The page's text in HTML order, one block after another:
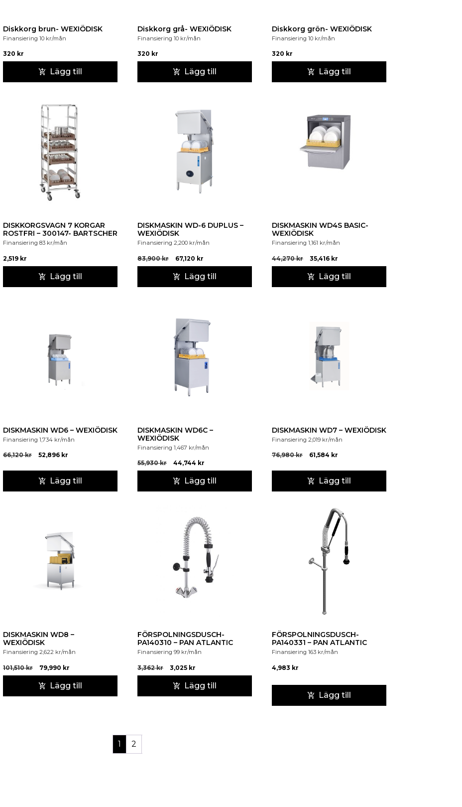
Diskkorg brun- WEXIÖDISK
Finansiering 10 kr/mån
320 kr
Lägg till
Diskkorg grå- WEXIÖDISK
Finansiering 10 kr/mån
320 kr
Lägg till
Diskkorg grön- WEXIÖDISK
Finansiering 10 kr/mån
320 kr
Lägg till
DISKKORGSVAGN 7 KORGAR
ROSTFRI – 300147- BARTSCHER
Finansiering 83 kr/mån
2,519 kr
Lägg till
DISKMASKIN WD-6 DUPLUS –
WEXIÖDISK
Finansiering 2,200 kr/mån
83,900kr 67,120 kr
Lägg till
DISKMASKIN WD4S BASIC-
WEXIÖDISK
Finansiering 1,161 kr/mån
44,270kr 35,416 kr
Lägg till
DISKMASKIN WD6 – WEXIÖDISK
Finansiering 1,734 kr/mån
66,120kr 52,896 kr
Lägg till
DISKMASKIN WD6C –
WEXIÖDISK
Finansiering 1,467 kr/mån
55,930kr 44,744 kr
Lägg till
DISKMASKIN WD7 – WEXIÖDISK
Finansiering 2,019 kr/mån
76,980kr 61,584 kr
Lägg till
DISKMASKIN WD8 –
WEXIÖDISK
Finansiering 2,622 kr/mån
101,510kr 79,990 kr
Lägg till
FÖRSPOLNINGSDUSCH-
PA140310 – PAN ATLANTIC
Finansiering 99 kr/mån
3,362kr 3,025 kr
Lägg till
FÖRSPOLNINGSDUSCH-
PA140331 – PAN ATLANTIC
Finansiering 163 kr/mån
4,983 kr
Lägg till
1 2